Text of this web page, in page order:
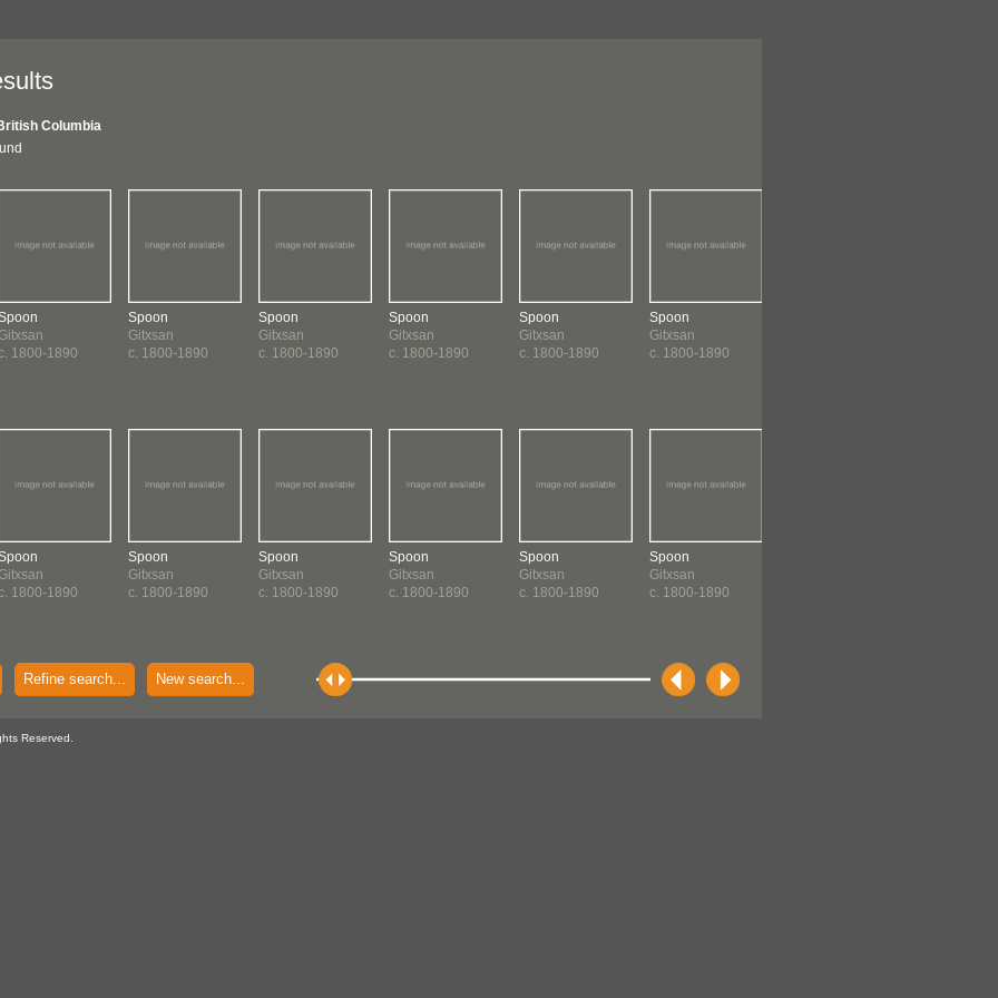
Columbia
Gitxsan
1800-1890
Gitxsan
1800-1890
Spoon
Gitxsan
c. 1800-1890
Spoon
Gitxsan
c. 1800-1890
Spoon
Gitxsan
c. 1800-1890
Spoon
Gitxsan
c. 1800-1890
Spoon
Gitxsan
c. 1800-1890
Spoon
Gitxsan
c. 1800-1890
Spoon
Gitxsan
c. 1800-1890
Spoon
Gitxsan
c. 1800-1890
Spoon
Gitxsan
c. 1800-1890
Spoon
Gitxsan
c. 1800-1890
Refine search... New search...
Reserved.